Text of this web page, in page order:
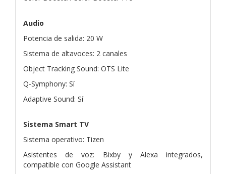
Audio
Potencia de salida: 20 W
Sistema de altavoces: 2 canales
Object Tracking Sound: OTS Lite
Q-Symphony: Sí
Adaptive Sound: Sí
Sistema Smart TV
Sistema operativo: Tizen
Asistentes de voz: Bixby y Alexa integrados,
compatible con Google Assistant